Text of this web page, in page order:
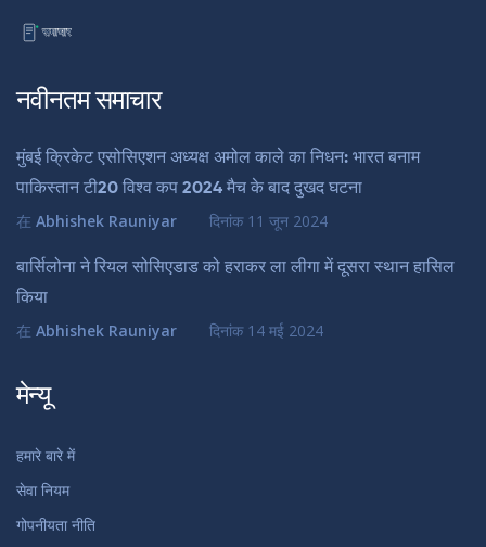
नवीनतम समाचार
मुंबई क्रिकेट एसोसिएशन अध्यक्ष अमोल काले का निधन: भारत बनाम
पाकिस्तान टी20 विश्व कप 2024 मैच के बाद दुखद घटना
在 Abhishek Rauniyar दिनांक 11 जून 2024
बार्सिलोना ने रियल सोसिएडाड को हराकर ला लीगा में दूसरा स्थान हासिल
किया
在 Abhishek Rauniyar दिनांक 14 मई 2024
मेन्यू
हमारे बारे में
सेवा नियम
गोपनीयता नीति